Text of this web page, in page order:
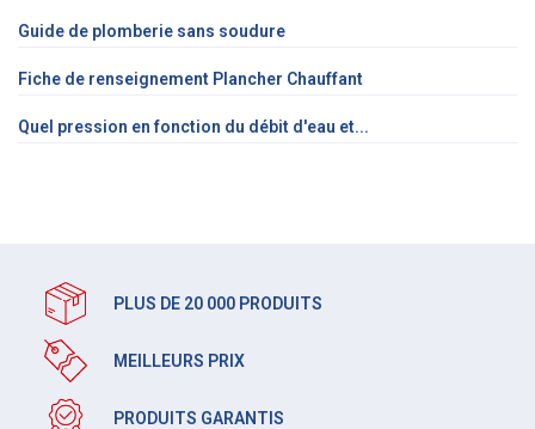
Guide de plomberie sans soudure
Fiche de renseignement Plancher Chauffant
Quel pression en fonction du débit d'eau et...
PLUS DE 20 000 PRODUITS
MEILLEURS PRIX
PRODUITS GARANTIS